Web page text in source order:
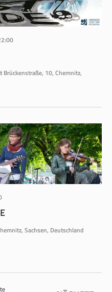
Brückenstraße, 10, Chemnitz,
Sachsen, Deutschland